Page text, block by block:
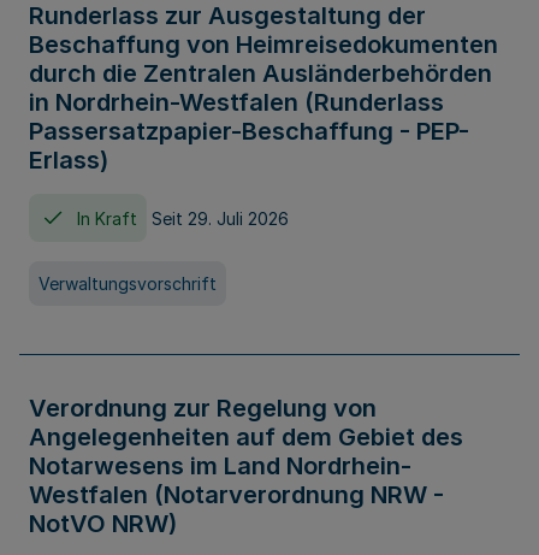
Runderlass zur Ausgestaltung der
Beschaffung von Heimreisedokumenten
durch die Zentralen Ausländerbehörden
in Nordrhein-Westfalen (Runderlass
Passersatzpapier-Beschaffung - PEP-
Erlass)
In Kraft Seit 29. Juli 2026
Verwaltungsvorschrift
Verordnung zur Regelung von
Angelegenheiten auf dem Gebiet des
Notarwesens im Land Nordrhein-
Westfalen (Notarverordnung NRW -
NotVO NRW)